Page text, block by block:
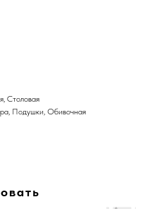
Столовая
Подушки, Обивочная